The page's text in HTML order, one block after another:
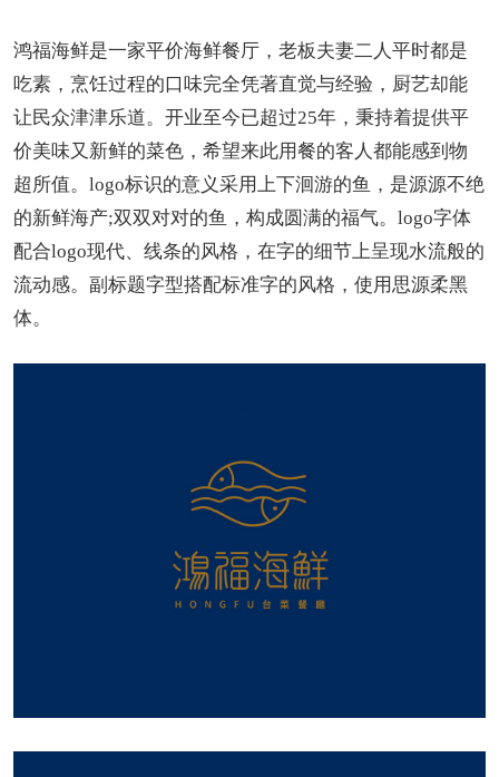
鸿福海鲜是一家平价海鲜餐厅，老板夫妻二人平时都是
吃素，烹饪过程的口味完全凭著直觉与经验，厨艺却能
让民众津津乐道。开业至今已超过25年，秉持着提供平
价美味又新鲜的菜色，希望来此用餐的客人都能感到物
超所值。logo标识的意义采用上下洄游的鱼，是源源不绝
的新鲜海产;双双对对的鱼，构成圆满的福气。logo字体
配合logo现代、线条的风格，在字的细节上呈现水流般的
流动感。副标题字型搭配标准字的风格，使用思源柔黑
体。